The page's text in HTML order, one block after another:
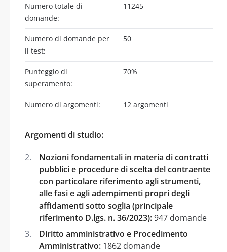
Numero totale di
domande:
11245
Numero di domande per
il test:
50
Punteggio di
superamento:
70%
Numero di argomenti: 12 argomenti
Argomenti di studio:
Nozioni fondamentali in materia di contratti
pubblici e procedure di scelta del contraente
con particolare riferimento agli strumenti,
alle fasi e agli adempimenti propri degli
affidamenti sotto soglia (principale
riferimento D.lgs. n. 36/2023):947 domande
Diritto amministrativo e Procedimento
Amministrativo: 1862 domande